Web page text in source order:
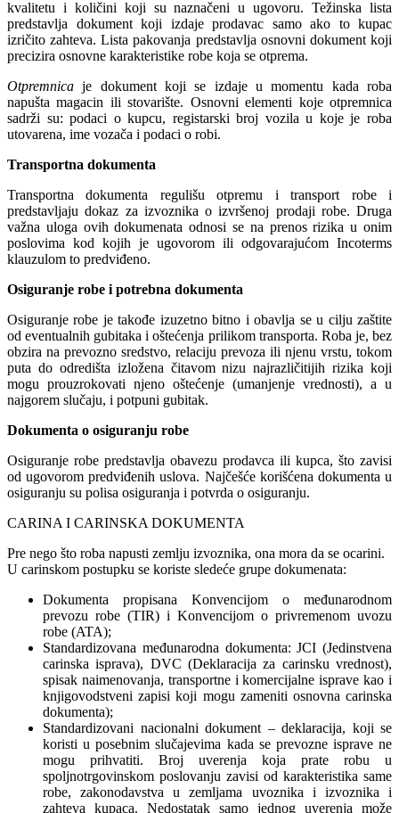
kvalitetu i količini koji su naznačeni u ugovoru. Težinska lista
predstavlja dokument koji izdaje prodavac samo ako to kupac
izričito zahteva. Lista pakovanja predstavlja osnovni dokument koji
precizira osnovne karakteristike robe koja se otprema.
Otpremnica je dokument koji se izdaje u momentu kada roba
napušta magacin ili stovarište. Osnovni elementi koje otpremnica
sadrži su: podaci o kupcu, registarski broj vozila u koje je roba
utovarena, ime vozača i podaci o robi.
Transportna dokumenta
Transportna dokumenta regulišu otpremu i transport robe i
predstavljaju dokaz za izvoznika o izvršenoj prodaji robe. Druga
važna uloga ovih dokumenata odnosi se na prenos rizika u onim
poslovima kod kojih je ugovorom ili odgovarajućom Incoterms
klauzulom to predviđeno.
Osiguranje robe i potrebna dokumenta
Osiguranje robe je takođe izuzetno bitno i obavlja se u cilju zaštite
od eventualnih gubitaka i oštećenja prilikom transporta. Roba je, bez
obzira na prevozno sredstvo, relaciju prevoza ili njenu vrstu, tokom
puta do odredišta izložena čitavom nizu najrazličitijih rizika koji
mogu prouzrokovati njeno oštećenje (umanjenje vrednosti), a u
najgorem slučaju, i potpuni gubitak.
Dokumenta o osiguranju robe
Osiguranje robe predstavlja obavezu prodavca ili kupca, što zavisi
od ugovorom predviđenih uslova. Najčešće korišćena dokumenta u
osiguranju su polisa osiguranja i potvrda o osiguranju.
CARINA I CARINSKA DOKUMENTA
Pre nego što roba napusti zemlju izvoznika, ona mora da se ocarini.
U carinskom postupku se koriste sledeće grupe dokumenata:
Dokumenta propisana Konvencijom o međunarodnom
prevozu robe (TIR) i Konvencijom o privremenom uvozu
robe (ATA);
Standardizovana međunarodna dokumenta: JCI (Jedinstvena
carinska isprava), DVC (Deklaracija za carinsku vrednost),
spisak naimenovanja, transportne i komercijalne isprave kao i
knjigovodstveni zapisi koji mogu zameniti osnovna carinska
dokumenta);
Standardizovani nacionalni dokument – deklaracija, koji se
koristi u posebnim slučajevima kada se prevozne isprave ne
mogu prihvatiti. Broj uverenja koja prate robu u
spoljnotrgovinskom poslovanju zavisi od karakteristika same
robe, zakonodavstva u zemljama uvoznika i izvoznika i
zahteva kupaca. Nedostatak samo jednog uverenja može